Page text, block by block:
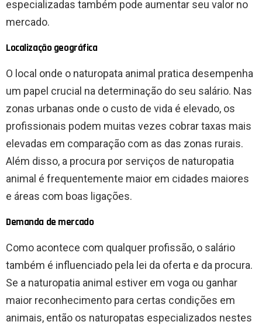
especializadas também pode aumentar seu valor no
mercado.
Localização geográfica
O local onde o naturopata animal pratica desempenha
um papel crucial na determinação do seu salário. Nas
zonas urbanas onde o custo de vida é elevado, os
profissionais podem muitas vezes cobrar taxas mais
elevadas em comparação com as das zonas rurais.
Além disso, a procura por serviços de naturopatia
animal é frequentemente maior em cidades maiores
e áreas com boas ligações.
Demanda de mercado
Como acontece com qualquer profissão, o salário
também é influenciado pela lei da oferta e da procura.
Se a naturopatia animal estiver em voga ou ganhar
maior reconhecimento para certas condições em
animais, então os naturopatas especializados nestes